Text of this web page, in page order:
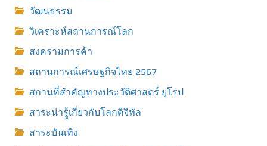
วัฒนธรรม
วิเคราะห์สถานการณ์โลก
สงครามการค้า
สถานการณ์เศรษฐกิจไทย 2567
สถานที่สําคัญทางประวัติศาสตร์ ยุโรป
สาระน่ารู้เกี่ยวกับโลกดิจิทัล
สาระบันเทิง